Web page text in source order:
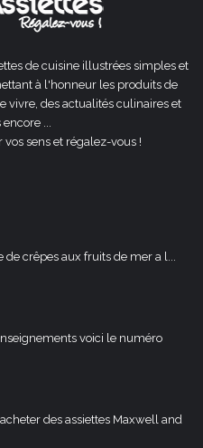
de cuisine illustrées simples et
à l'honneur les produits de
vivre, des actualités culinaires et
...
sens et régalez-vous !
de crêpes aux fruits de mer a l...
voici le numéro
des assiettes Maxwell and